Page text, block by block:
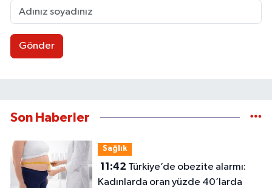
Gönder
Son Haberler
Sağlık
11:42
Kadınlarda oran yüzde 40’larda